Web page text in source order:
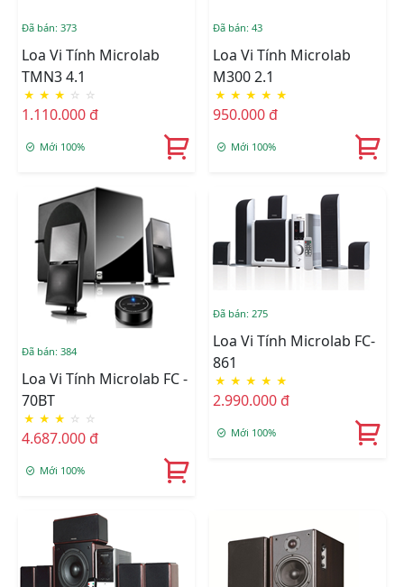
Đã bán: 373
Loa Vi Tính Microlab
TMN3 4.1
★ ★ ★ ☆ ☆
1.110.000 đ
Mới 100%
Đã bán: 43
Loa Vi Tính Microlab
M300 2.1
★ ★ ★ ★ ★
950.000 đ
Mới 100%
Đã bán: 384
Loa Vi Tính Microlab FC -
70BT
★ ★ ★ ☆ ☆
4.687.000 đ
Mới 100%
Đã bán: 275
Loa Vi Tính Microlab FC-
861
★ ★ ★ ★ ★
2.990.000 đ
Mới 100%